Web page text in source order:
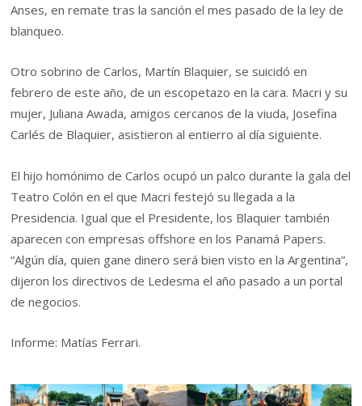
Anses, en remate tras la sanción el mes pasado de la ley de
blanqueo.
Otro sobrino de Carlos, Martín Blaquier, se suicidó en
febrero de este año, de un escopetazo en la cara. Macri y su
mujer, Juliana Awada, amigos cercanos de la viuda, Josefina
Carlés de Blaquier, asistieron al entierro al día siguiente.
El hijo homónimo de Carlos ocupó un palco durante la gala del
Teatro Colón en el que Macri festejó su llegada a la
Presidencia. Igual que el Presidente, los Blaquier también
aparecen con empresas offshore en los Panamá Papers.
“Algún día, quien gane dinero será bien visto en la Argentina”,
dijeron los directivos de Ledesma el año pasado a un portal
de negocios.
Informe: Matías Ferrari.